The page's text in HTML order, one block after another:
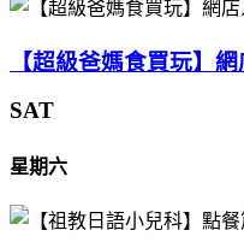
【超級爸媽食買玩】
SAT
星期六